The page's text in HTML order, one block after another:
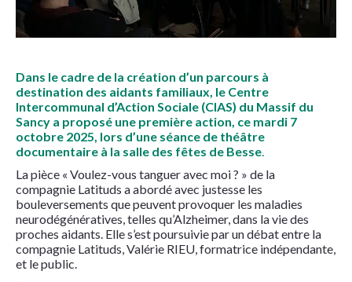
Dans le cadre de la création d’un parcours à
destination des aidants familiaux, le Centre
Intercommunal d’Action Sociale (CIAS) du Massif du
Sancy a proposé une première action, ce mardi 7
octobre 2025, lors d’une séance de théâtre
documentaire à la salle des fêtes de Besse.
La pièce « Voulez-vous tanguer avec moi ? » de la
compagnie Latituds a abordé avec justesse les
bouleversements que peuvent provoquer les maladies
neurodégénératives, telles qu’Alzheimer, dans la vie des
proches aidants. Elle s’est poursuivie par un débat entre la
compagnie Latituds, Valérie RIEU, formatrice indépendante,
et le public.